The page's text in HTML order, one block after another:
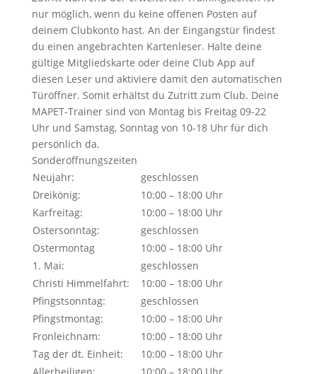
nur möglich, wenn du keine offenen Posten auf
deinem Clubkonto hast. An der Eingangstür findest
du einen angebrachten Kartenleser. Halte deine
gültige Mitgliedskarte oder deine Club App auf
diesen Leser und aktiviere damit den automatischen
Türöffner. Somit erhältst du Zutritt zum Club. Deine
MAPET-Trainer sind von Montag bis Freitag 09-22
Uhr und Samstag, Sonntag von 10-18 Uhr für dich
persönlich da.
Sonderöffnungszeiten
Neujahr:
geschlossen
Dreikönig:
10:00 – 18:00 Uhr
Karfreitag:
10:00 – 18:00 Uhr
Ostersonntag:
geschlossen
Ostermontag
10:00 – 18:00 Uhr
1. Mai:
geschlossen
Christi Himmelfahrt:
10:00 – 18:00 Uhr
Pfingstsonntag:
geschlossen
Pfingstmontag:
10:00 – 18:00 Uhr
Fronleichnam:
10:00 – 18:00 Uhr
Tag der dt. Einheit:
10:00 – 18:00 Uhr